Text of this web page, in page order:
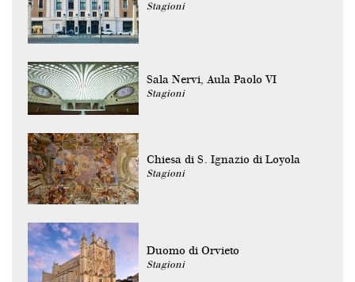
Stagioni
Sala Nervi, Aula Paolo VI
Stagioni
Chiesa di S. Ignazio di Loyola
Stagioni
Duomo di Orvieto
Stagioni